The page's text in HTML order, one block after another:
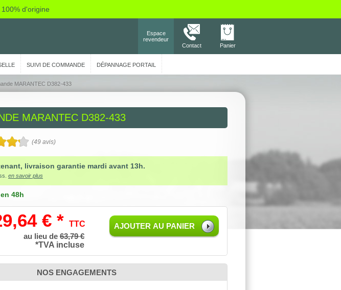
d'origine
Espace
revendeur
Contact
Panier
SUIVI DE COMMANDE DÉPANNAGE PORTAIL
MARANTEC D382-433
MARANTEC D382-433
(49avis)
livraison garantie mardi avant 13h.
en savoir plus
48h
€ * TTC
au lieu de 63,79 €
*TVA incluse
AJOUTER AU PANIER
NOS ENGAGEMENTS